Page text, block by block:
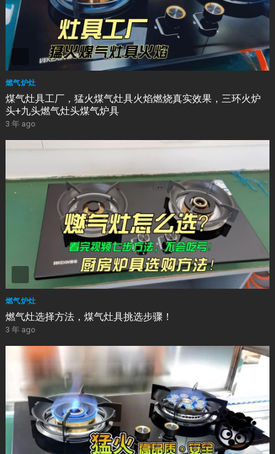
燃气炉灶
煤气灶具工厂，猛火煤气灶具火焰燃烧真实效果，三环火炉
头+九头燃气灶头煤气炉具
3 年 ago
燃气炉灶
燃气灶选择方法，煤气灶具挑选步骤！
3 年 ago